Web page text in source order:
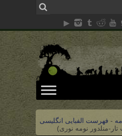
- فهرست الفبایی انگلیسی
تار-منلدور نومه نوری)